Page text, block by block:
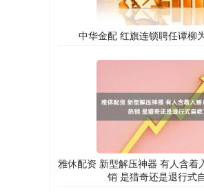
中华金配 红旗连锁聘任谭柳
雅休配资 新型解压神器 有人含着
销 是猎奇还是退行式